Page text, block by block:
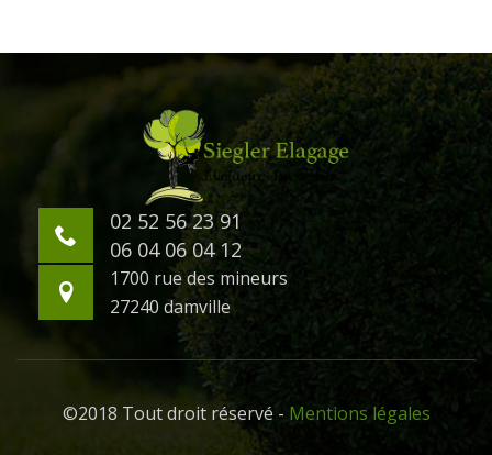
02 52 56 23 91
06 04 06 04 12
1700 rue des mineurs
27240 damville
©2018 Tout droit réservé - Mentions légales